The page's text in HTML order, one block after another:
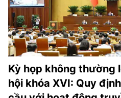
Kỳ họp không thường
hội khóa XVI: Quy